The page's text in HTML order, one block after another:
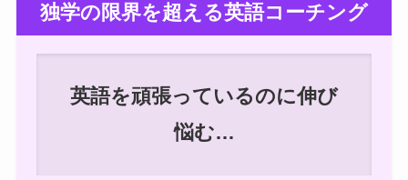
独学の限界を超える英語コーチング
英語を頑張っているのに伸び
悩む…